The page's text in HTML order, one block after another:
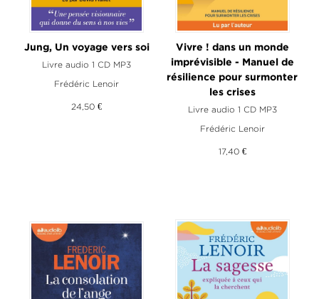
Jung, Un voyage vers soi
Livre audio 1 CD MP3
Frédéric Lenoir
24,50 €
Vivre ! dans un monde
imprévisible - Manuel de
résilience pour surmonter
les crises
Livre audio 1 CD MP3
Frédéric Lenoir
17,40 €